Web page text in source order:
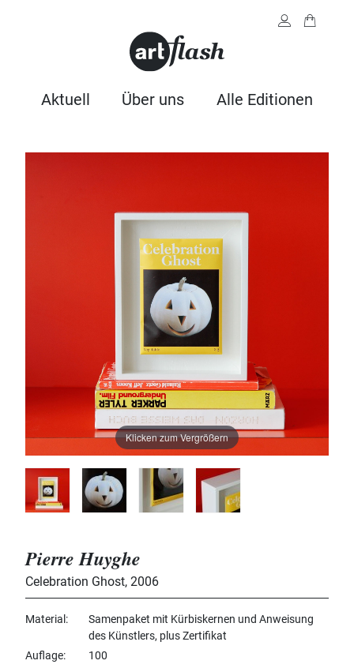
Aktuell Über uns Alle Editionen
Klicken zum Vergrößern
Pierre Huyghe
Celebration Ghost, 2006
Material
Samenpaket mit Kürbiskernen und Anweisung
des Künstlers, plus Zertifikat
Auflage
100